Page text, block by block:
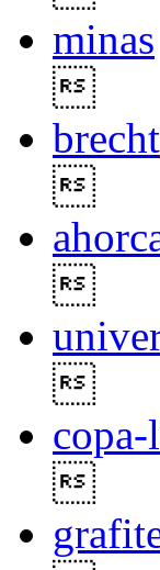
minas
brecht